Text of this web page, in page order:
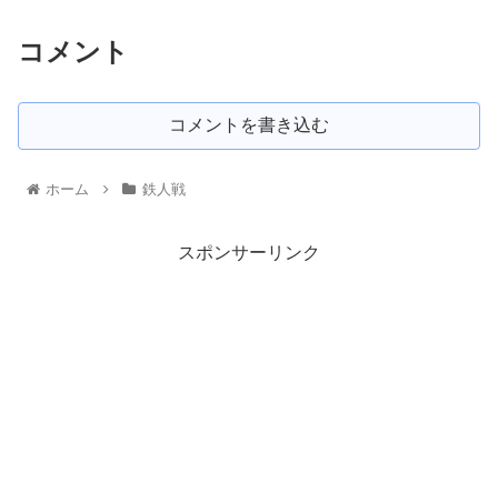
コメント
コメントを書き込む
ホーム 鉄人戦
スポンサーリンク